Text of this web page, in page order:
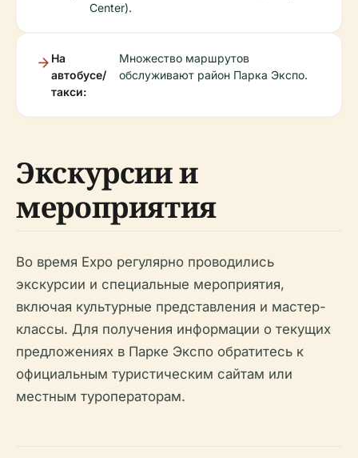
Center).
На
автобусе/
такси:
Множество маршрутов
обслуживают район Парка Экспо.
Экскурсии и
мероприятия
Во время Expo регулярно проводились
экскурсии и специальные мероприятия,
включая культурные представления и мастер-
классы. Для получения информации о текущих
предложениях в Парке Экспо обратитесь к
официальным туристическим сайтам или
местным туроператорам.